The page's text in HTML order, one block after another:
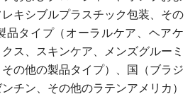
キシブルプラスチック包装、その
品タイプ（オーラルケア、ヘアケ
ス、スキンケア、メンズグルーミ
の他の製品タイプ）、国（ブラジ
チン、その他のラテンアメリカ）